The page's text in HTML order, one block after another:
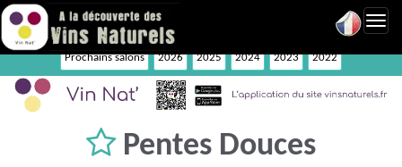
Prochains salons 2026 2025 2024 2023 2022
Pentes Douces